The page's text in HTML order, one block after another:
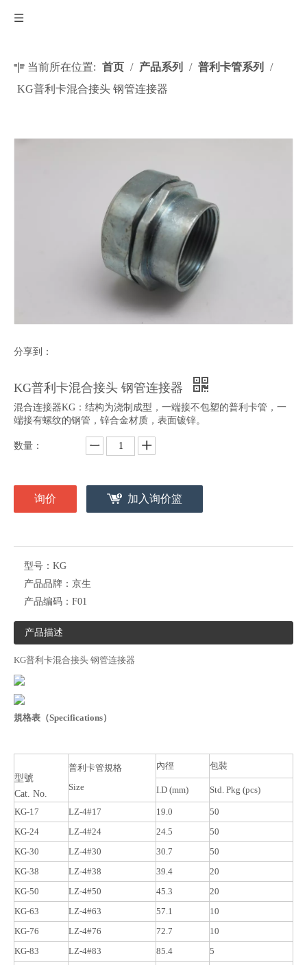
当前所在位置: 首页 / 产品系列 / 普利卡管系列
/
KG普利卡混合接头 钢管连接器
分享到：
KG普利卡混合接头 钢管连接器
混合连接器KG：结构为浇制成型，一端接不包塑的普利卡管，一
端接有螺纹的钢管，锌合金材质，表面镀锌。
数量：
询价 加入询价篮
型号： KG
产品品牌： 京生
产品编码： F01
产品描述
KG普利卡混合接头 钢管连接器
規格表（Specifications）
型號
Cat. No.
普利卡管規格
Size
內徑 包裝
I.D (mm) Std. Pkg (pcs)
KG-17 LZ-4#17 19.0
50
KG-24
LZ-4#24 24.5
50
KG-30
LZ-4#30 30.7
50
KG-38
LZ-4#38 39.4
20
KG-50
LZ-4#50 45.3
20
KG-63
LZ-4#63 57.1
10
KG-76
LZ-4#76 72.7
10
KG-83
LZ-4#83 85.4
5